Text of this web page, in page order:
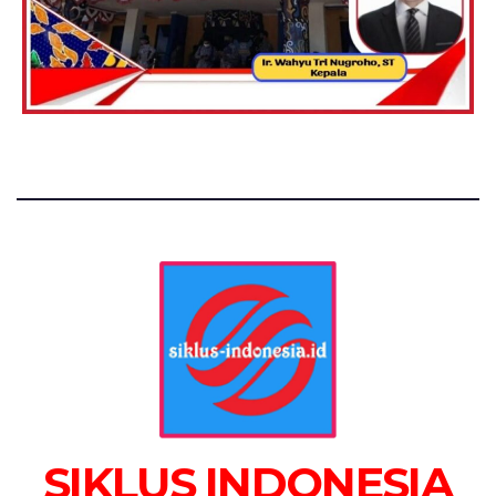
SIKLUS INDONESIA